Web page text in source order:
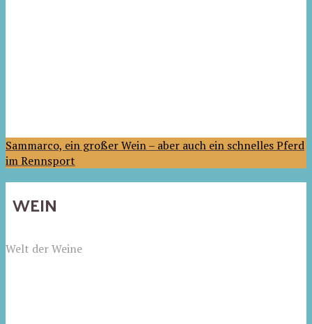
Sammarco, ein großer Wein – aber auch ein schnelles Pferd
im Rennsport
WEIN
Welt der Weine